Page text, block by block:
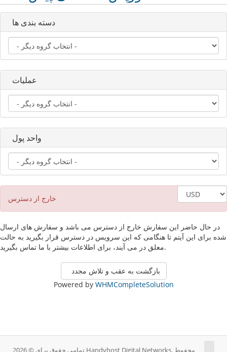
دسته بندی ها
عملیات
واحد پول
خارج از دسترس
در حال حاضر این سفارش خارج از دسترس می باشد و سفارش های ارسال
شده برای این آیتم تا هنگامی که این سرویس در دسترس قرار بگیرید به حالت
معلق در می آیند، برای اطلاعات بیشتر با ما تماس بگیرید.
بازگشت به عقب و تلاش مجدد
Powered by WHMCompleteSolution